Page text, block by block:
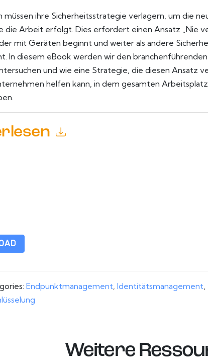
müssen ihre Sicherheitsstrategie verlagern, um die
die Arbeit erfolgt. Dies erfordert einen Ansatz „Nie
mit Geräten beginnt und weiter als andere
In diesem eBook werden wir den
und wie eine Strategie, die diesen Ansatz
helfen kann, in dem gesamten Arbeitsplatz
Endpunktmanagement, Identitätsmanagement,
Weitere